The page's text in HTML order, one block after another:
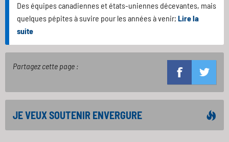
Des équipes canadiennes et états-uniennes décevantes, mais
quelques pépites à suvire pour les années à venir; Lire la
suite
Partagez cette page :
JE VEUX SOUTENIR ENVERGURE